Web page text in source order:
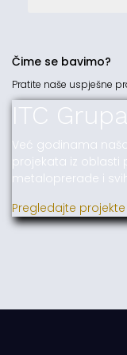
Čime se bavimo?
Pratite naše uspješne
ITC
Već godinama
projekata iz oblasti
metaloprerade i
Pregledajte projekte